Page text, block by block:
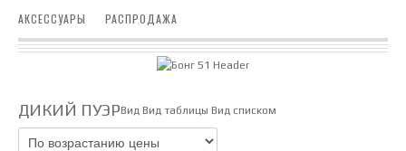
АКСЕССУАРЫ РАСПРОДАЖА
ДИКИЙ ПУЭРВид Вид таблицы Вид списком